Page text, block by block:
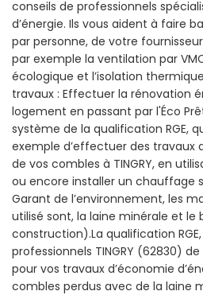
conseils de professionnels
d’énergie. Ils vous aident à faire
par personne, de votre
par exemple la ventilation par
écologique et l’isolation
travaux : Effectuer la rénovation
logement en passant par l'Éco
système de la qualification RGE,
exemple d’effectuer des travaux
de vos combles à TINGRY, en
ou encore installer un chauffage
Garant de l’environnement, les
utilisé sont, la laine minérale et
construction).La qualification
professionnels TINGRY (62830)
pour vos travaux d’économie
combles perdus avec de la laine